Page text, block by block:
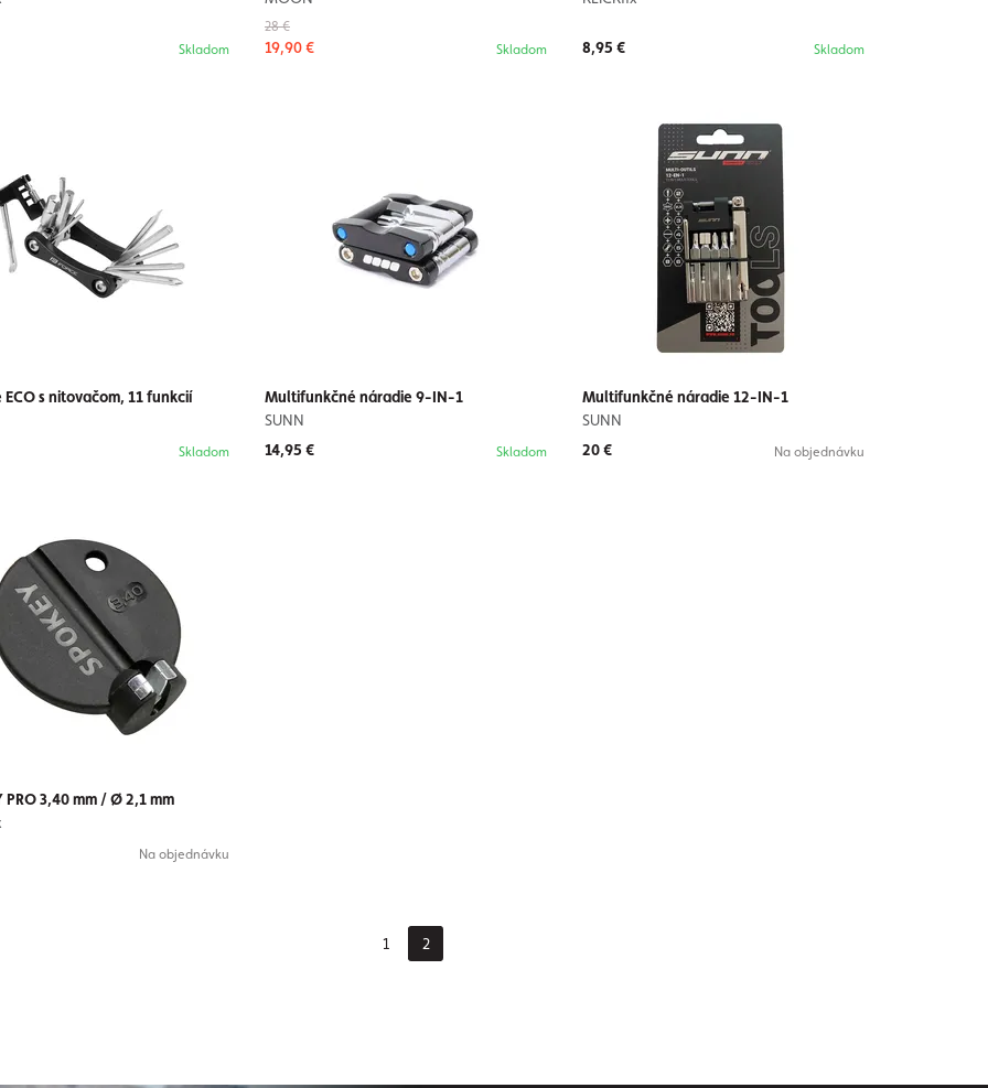
Skladom
28 €
19,90 € Skladom 8,95 € Skladom
ECO s nitovačom, 11 funkcií
Skladom
Multifunkčné náradie 9-IN-1
SUNN
14,95 €
Skladom
Multifunkčné náradie 12-IN-1
SUNN
20 €
Na objednávku
PRO 3,40 mm / Ø 2,1 mm
Na objednávku
1 2